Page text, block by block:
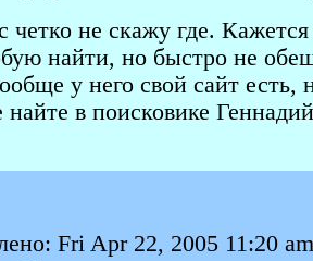
четко не скажу где.
найти, но быстро не
у него свой сайт есть,
найте в поисковике
Fri Apr 22, 2005 11:20 am